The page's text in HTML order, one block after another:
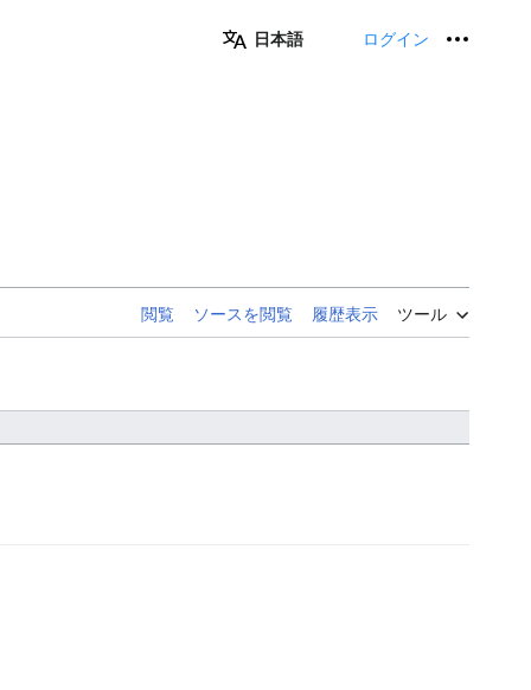
日本語 ログイン
閲覧 ソースを閲覧 履歴表示 ツール